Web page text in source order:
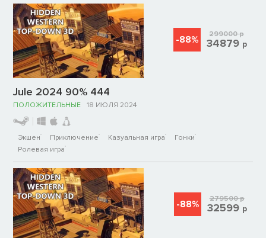
Jule 2024 90% 444
ПОЛОЖИТЕЛЬНЫЕ 18 ИЮЛЯ 2024
Экшен Приключение Казуальная игра
Гонки
Ролевая игра
-88% 299000р
34879 р
-88% 279500р
32599 р